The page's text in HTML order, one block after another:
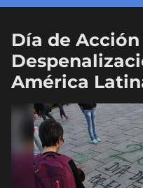
Día de
América